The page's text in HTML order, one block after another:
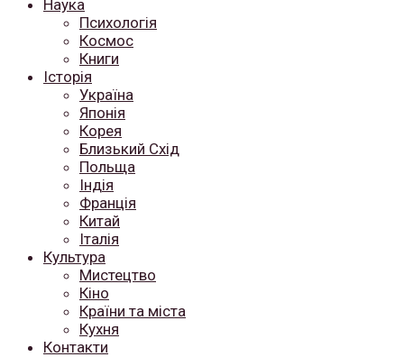
Наука
Психологія
Космос
Книги
Історія
Україна
Японія
Корея
Близький Схід
Польща
Індія
Франція
Китай
Італія
Культура
Мистецтво
Кіно
Країни та міста
Кухня
Контакти